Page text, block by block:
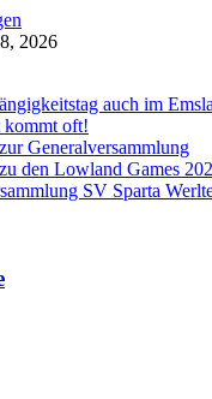
2026
auch im
oft!
Generalversammlung
den Lowland Games
SV Sparta